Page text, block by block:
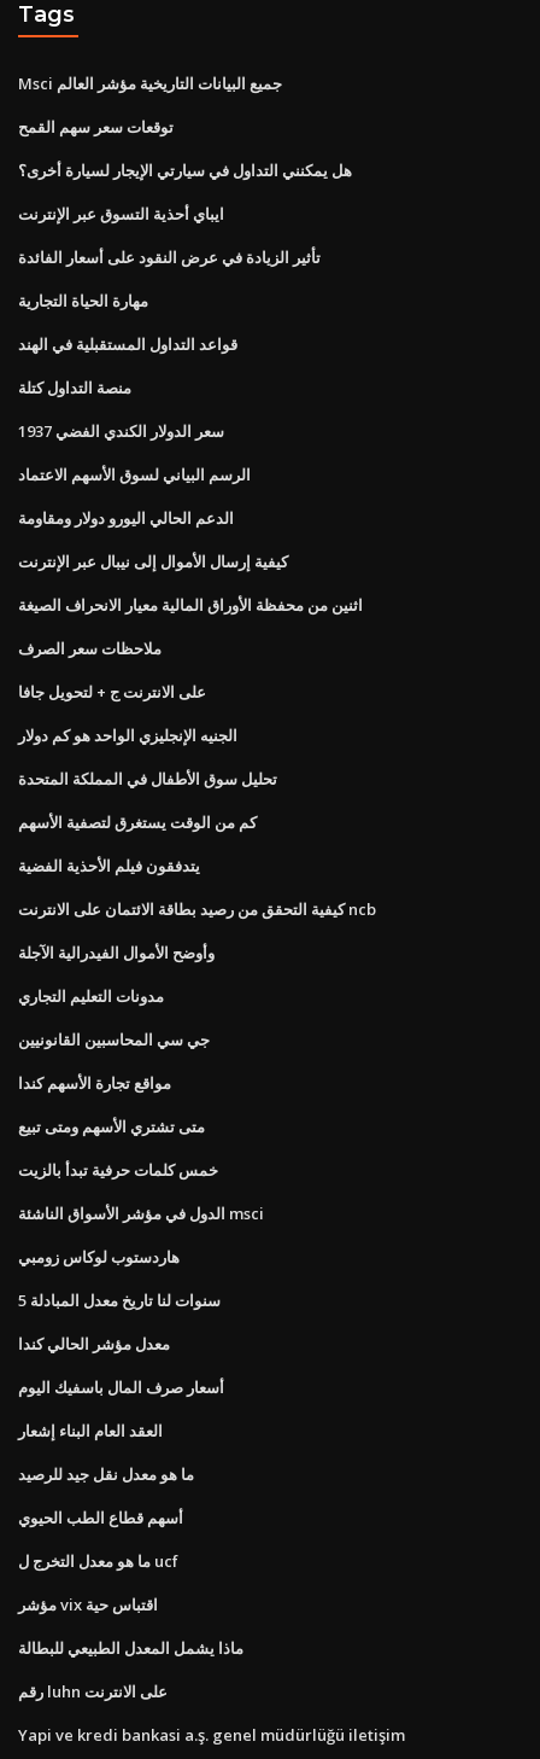
Tags
Msci جميع البيانات التاريخية مؤشر العالم
توقعات سعر سهم القمح
هل يمكنني التداول في سيارتي الإيجار لسيارة أخرى؟
ايباي أحذية التسوق عبر الإنترنت
تأثير الزيادة في عرض النقود على أسعار الفائدة
مهارة الحياة التجارية
قواعد التداول المستقبلية في الهند
منصة التداول كتلة
1937 سعر الدولار الكندي الفضي
الرسم البياني لسوق الأسهم الاعتماد
الدعم الحالي اليورو دولار ومقاومة
كيفية إرسال الأموال إلى نيبال عبر الإنترنت
اثنين من محفظة الأوراق المالية معيار الانحراف الصيغة
ملاحظات سعر الصرف
على الانترنت ج + لتحويل جافا
الجنيه الإنجليزي الواحد هو كم دولار
تحليل سوق الأطفال في المملكة المتحدة
كم من الوقت يستغرق لتصفية الأسهم
يتدفقون فيلم الأحذية الفضية
كيفية التحقق من رصيد بطاقة الائتمان على الانترنت ncb
وأوضح الأموال الفيدرالية الآجلة
مدونات التعليم التجاري
جي سي المحاسبين القانونيين
مواقع تجارة الأسهم كندا
متى تشتري الأسهم ومتى تبيع
خمس كلمات حرفية تبدأ بالزيت
الدول في مؤشر الأسواق الناشئة msci
هاردستوب لوكاس زومبي
5 سنوات لنا تاريخ معدل المبادلة
معدل مؤشر الحالي كندا
أسعار صرف المال باسفيك اليوم
العقد العام البناء إشعار
ما هو معدل نقل جيد للرصيد
أسهم قطاع الطب الحيوي
ما هو معدل التخرج ل ucf
مؤشر vix اقتباس حية
ماذا يشمل المعدل الطبيعي للبطالة
رقم luhn على الانترنت
Yapi ve kredi bankasi a.ş. genel müdürlüğü iletişim